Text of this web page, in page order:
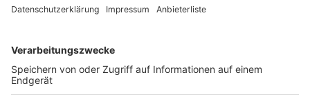
Dafür wird auf der Stadtautobahn in Höhe der
bleiben damit noch zwei Spuren an der Baustelle
vorbei. Die Auffahrt in Richtung Autobahnkreuz Köln-
Ost wird für die Arbeiten stundenweise gesperrt, in